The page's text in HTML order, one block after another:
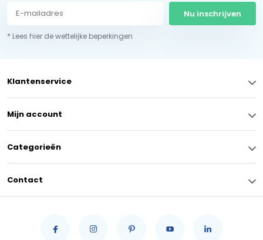
Nu inschrijven
* Lees hier de wettelijke beperkingen
Klantenservice
Mijn account
Categorieën
Contact